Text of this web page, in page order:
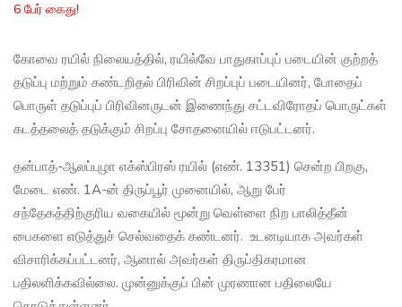
6 பேர் கைது!
கோவை ரயில் நிலையத்தில், ரயில்வே பாதுகாப்புப் படையின் குற்றத்
தடுப்பு மற்றும் கண்டறிதல் பிரிவின் சிறப்புப் படையினர், போதைப்
பொருள் தடுப்புப் பிரிவினருடன் இணைந்து சட்டவிரோதப் பொருட்கள்
கடத்தலைத் தடுக்கும் சிறப்பு சோதனையில் ஈடுபட்டனர்.
தன்பாத்-ஆலப்புழா எக்ஸ்பிரஸ் ரயில் (எண். 13351) சென்ற பிறகு,
மேடை எண். 1A-ன் திருப்பூர் முனையில், ஆறு பேர்
சந்தேகத்திற்குரிய வகையில் மூன்று வெள்ளை நிற பாலித்தீன்
பைகளை எடுத்துச் செல்வதைக் கண்டனர். உடனடியாக அவர்கள்
விசாரிக்கப்பட்டனர், ஆனால் அவர்கள் திருப்திகரமான
பதிலளிக்கவில்லை. முன்னுக்குப் பின் முரணான பதிலையே